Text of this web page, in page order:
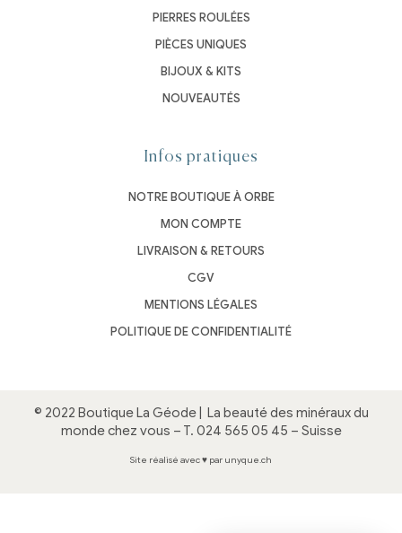
PIERRES ROULÉES
PIÈCES UNIQUES
BIJOUX & KITS
NOUVEAUTÉS
Infos pratiques
NOTRE BOUTIQUE À ORBE
MON COMPTE
LIVRAISON & RETOURS
CGV
MENTIONS LÉGALES
POLITIQUE DE CONFIDENTIALITÉ
© 2022 Boutique La Géode | La beauté des minéraux du
monde chez vous – T. 024 565 05 45 – Suisse
Site réalisé avec ♥ par unyque.ch